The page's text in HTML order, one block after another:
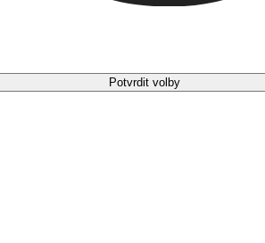
Potvrdit volby